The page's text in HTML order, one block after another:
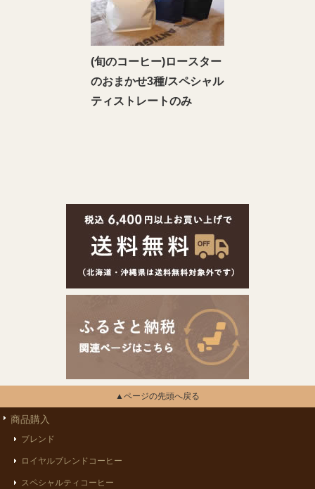
(旬のコーヒー)ロースター
のおまかせ3種/スペシャル
ティストレートのみ
▲ページの先頭へ戻る
商品購入
ブレンド
ロイヤルブレンドコーヒー
スペシャルティコーヒー